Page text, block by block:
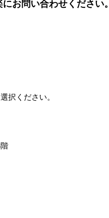
お問い合わせください。
択ください。